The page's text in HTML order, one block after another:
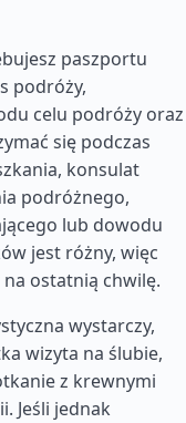
paszportu
podróży,
celu podróży oraz
się podczas
konsulat
podróżnego,
lub dowodu
jest różny, więc
ostatnią chwilę.
wystarczy,
wizyta na ślubie,
z krewnymi
Jeśli jednak